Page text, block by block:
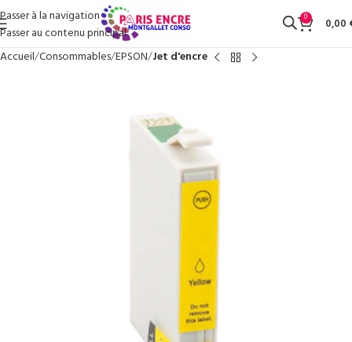
Passer à la navigation
Passer au contenu principal
0 0,00
Accueil Consommables EPSON Jet d'encre